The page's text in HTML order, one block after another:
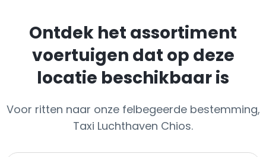
Ontdek het assortiment
voertuigen dat op deze
locatie beschikbaar is
Voor ritten naar onze felbegeerde bestemming,
Taxi Luchthaven Chios.